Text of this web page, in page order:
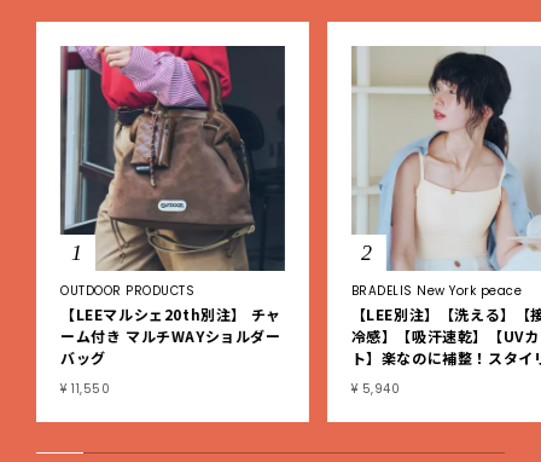
1
OUTDOOR PRODUCTS
【LEEマルシェ20th別注】 チャ
ーム付き マルチWAYショルダー
バッグ
¥ 11,550
2
BRADELIS New York peace
【LEE別注】【洗える】【
冷感】【吸汗速乾】【UV
ト】楽なのに補整！スタイ
シュ綿混ブラキャミ
¥ 5,940